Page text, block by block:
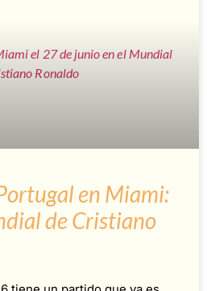
en Miami:
de Cristiano